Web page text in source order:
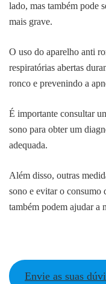
lado, mas também pode
mais grave.
O uso do aparelho anti
respiratórias abertas
ronco e prevenindo a
É importante consultar
sono para obter um
adequada.
Além disso, outras
sono e evitar o consumo
também podem ajudar a
Envie as suas